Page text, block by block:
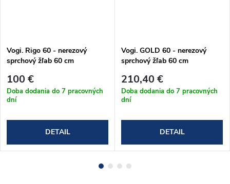
Vogi. Rigo 60 - nerezový
sprchový žľab 60 cm
100 €
Doba dodania do 7 pracovných
dní
DETAIL
Vogi. GOLD 60 - nerezový
sprchový žľab 60 cm
210,40 €
Doba dodania do 7 pracovných
dní
DETAIL